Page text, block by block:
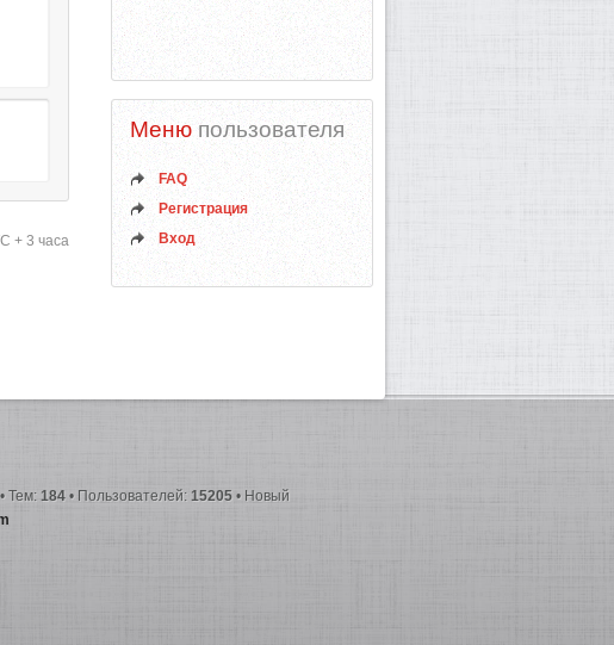
+ 3 часа
Меню пользователя
FAQ
Регистрация
Вход
• Тем: 184 • Пользователей: 15205 • Новый